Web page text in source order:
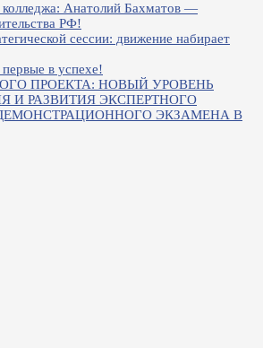
колледжа: Анатолий Бахматов —
РФ!
сессии: движение набирает
в успехе!
ПРОЕКТА: НОВЫЙ УРОВЕНЬ
И РАЗВИТИЯ ЭКСПЕРТНОГО
ЭКЗАМЕНА В